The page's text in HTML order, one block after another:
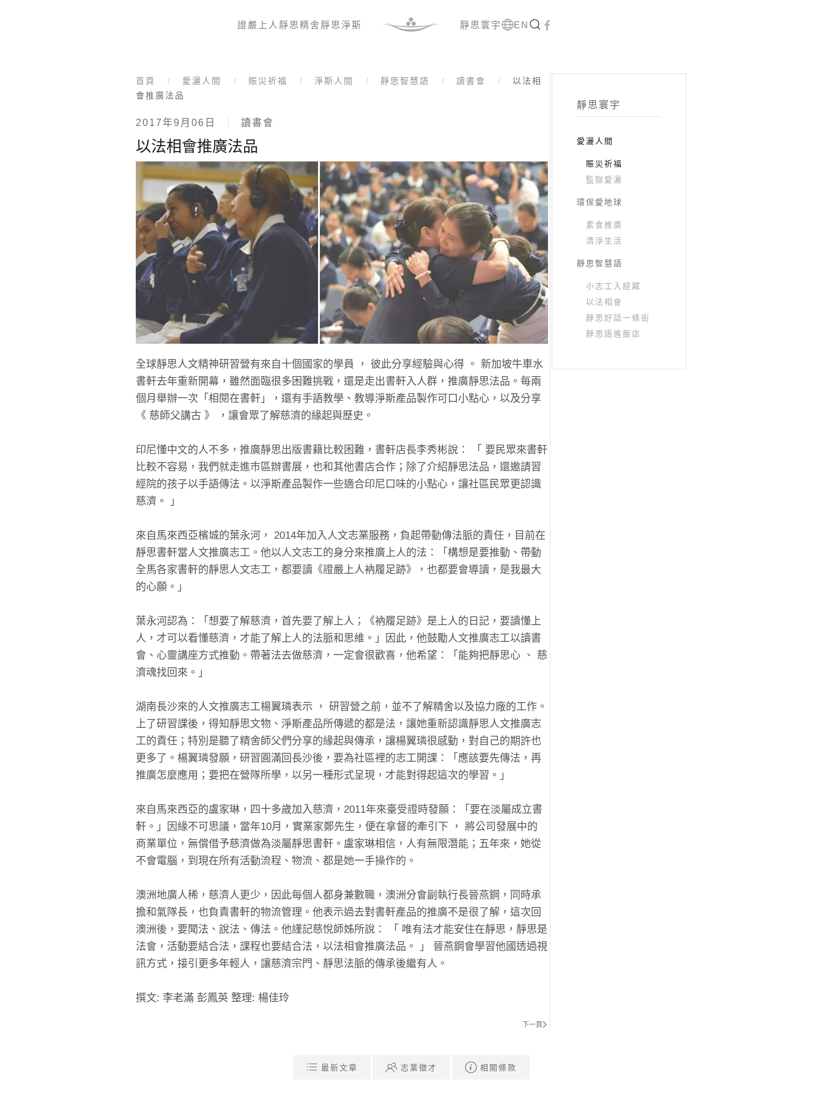
證嚴上人 靜思精舍靜思淨斯 靜思寰宇 EN
首頁 愛灑人間 賑災祈福 淨斯人間 靜思智慧語 讀書會
以法相
會推廣法品
2017年9月06日 讀書會
以法相會推廣法品
全球靜思人文精神研習營有來自十個國家的學員 ， 彼此分享經驗與心得 。 新加坡牛車水
書軒去年重新開幕，雖然面臨很多困難挑戰，還是走出書軒入人群，推廣靜思法品。每兩
個月舉辦一次「相閱在書軒」，還有手語教學、教導淨斯產品製作可口小點心，以及分享
《 慈師父講古 》 ，讓會眾了解慈濟的緣起與歷史。
印尼懂中文的人不多，推廣靜思出版書籍比較困難，書軒店長李秀彬說： 「 要民眾來書軒
比較不容易，我們就走進市區辦書展，也和其他書店合作；除了介紹靜思法品，還邀請習
經院的孩子以手語傳法。以淨斯產品製作一些適合印尼口味的小點心，讓社區民眾更認識
慈濟。 」
來自馬來西亞檳城的葉永河， 2014年加入人文志業服務，負起帶動傳法脈的責任，目前在
靜思書軒當人文推廣志工。他以人文志工的身分來推廣上人的法：「構想是要推動、帶動
全馬各家書軒的靜思人文志工，都要讀《證嚴上人衲履足跡》，也都要會導讀，是我最大
的心願。」
葉永河認為：「想要了解慈濟，首先要了解上人；《衲履足跡》是上人的日記，要讀懂上
人，才可以看懂慈濟，才能了解上人的法脈和思維。」因此，他鼓勵人文推廣志工以讀書
會、心靈講座方式推動。帶著法去做慈濟，一定會很歡喜，他希望：「能夠把靜思心 、 慈
濟魂找回來。」
湖南長沙來的人文推廣志工楊翼璘表示 ， 研習營之前，並不了解精舍以及協力廠的工作。
上了研習課後，得知靜思文物、淨斯產品所傳遞的都是法，讓她重新認識靜思人文推廣志
工的責任；特別是聽了精舍師父們分享的緣起與傳承，讓楊翼璘很感動，對自己的期許也
更多了。楊翼璘發願，研習圓滿回長沙後，要為社區裡的志工開課：「應該要先傳法，再
推廣怎麼應用；要把在營隊所學，以另一種形式呈現，才能對得起這次的學習。」
來自馬來西亞的盧家琳，四十多歲加入慈濟，2011年來臺受證時發願：「要在淡屬成立書
軒。」因緣不可思議，當年10月，實業家鄭先生，便在拿督的牽引下 ， 將公司發展中的
商業單位，無償借予慈濟做為淡屬靜思書軒。盧家琳相信，人有無限潛能；五年來，她從
不會電腦，到現在所有活動流程、物流、都是她一手操作的。
澳洲地廣人稀，慈濟人更少，因此每個人都身兼數職，澳洲分會副執行長晉燕鋼，同時承
擔和氣隊長，也負責書軒的物流管理。他表示過去對書軒產品的推廣不是很了解，這次回
澳洲後，要聞法、說法、傳法。他謹記慈悅師姊所說： 「 唯有法才能安住在靜思，靜思是
法會，活動要結合法，課程也要結合法，以法相會推廣法品。 」 晉燕鋼會學習他國透過視
訊方式，接引更多年輕人，讓慈濟宗門、靜思法脈的傳承後繼有人。
撰文: 李老滿 彭鳳英 整理: 楊佳玲
下一頁
靜思寰宇
愛灑人間
賑災祈福
監獄愛灑
環保愛地球
素食推廣
清淨生活
靜思智慧語
小志工入經藏
以法相會
靜思好話一條街
靜思語進飯店
最新文章 志業徵才 相關條款